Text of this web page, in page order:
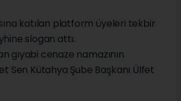
katılan platform üyeleri tekbir
slogan attı.
gıyabi cenaze namazının
Sen Kütahya Şube Başkanı Ülfet